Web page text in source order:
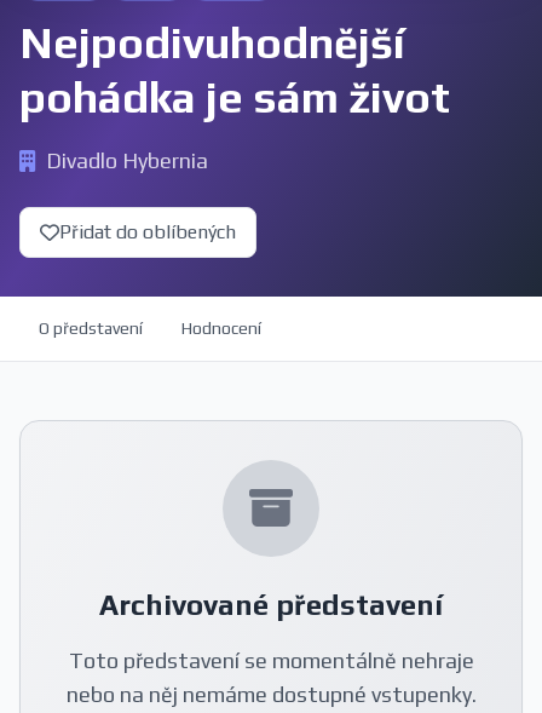
Nejpodivuhodnější
pohádka je sám život
Divadlo Hybernia
Přidat do oblíbených
O představení Hodnocení
Archivované představení
Toto představení se momentálně nehraje
nebo na něj nemáme dostupné vstupenky.